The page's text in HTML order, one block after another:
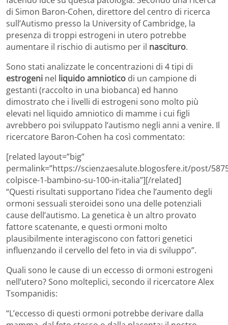
di Simon Baron-Cohen, direttore del centro di ricerca
sull’Autismo presso la University of Cambridge, la
presenza di troppi estrogeni in utero potrebbe
aumentare il rischio di autismo per il nascituro.
Sono stati analizzate le concentrazioni di 4 tipi di
estrogeni nel liquido amniotico di un campione di
gestanti (raccolto in una biobanca) ed hanno
dimostrato che i livelli di estrogeni sono molto più
elevati nel liquido amniotico di mamme i cui figli
avrebbero poi sviluppato l’autismo negli anni a venire. Il
ricercatore Baron-Cohen ha così commentato:
[related layout=”big”
permalink=”https://scienzaesalute.blogosfere.it/post/
colpisce-1-bambino-su-100-in-italia”][/related]
“Questi risultati supportano l’idea che l’aumento degli
ormoni sessuali steroidei sono una delle potenziali
cause dell’autismo. La genetica è un altro provato
fattore scatenante, e questi ormoni molto
plausibilmente interagiscono con fattori genetici
influenzando il cervello del feto in via di sviluppo”.
Quali sono le cause di un eccesso di ormoni estrogeni
nell’utero? Sono molteplici, secondo il ricercatore Alex
Tsompanidis:
“L’eccesso di questi ormoni potrebbe derivare dalla